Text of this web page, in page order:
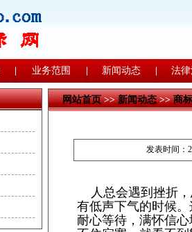
业务范围 新闻动态 法
网站首页>>新闻动态>>商
发表时间：
人总会遇到挫折，
有低声下气的时候
耐心等待，满怀信